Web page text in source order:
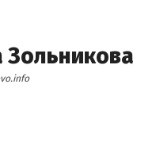
Зольникова